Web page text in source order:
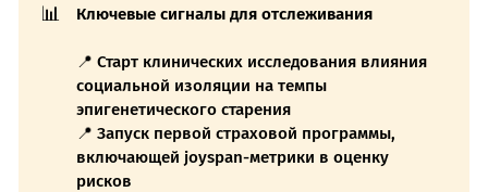
📊 Ключевые сигналы для отслеживания
📍 Старт клинических исследования влияния
социальной изоляции на темпы
эпигенетического старения
📍 Запуск первой страховой программы,
включающей joyspan-метрики в оценку
рисков